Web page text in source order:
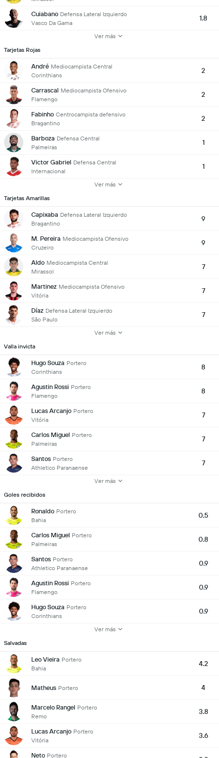
Cuiabano Defensa Lateral Izquierdo
Vasco Da Gama
1.8
Ver más
Tarjetas Rojas
André Mediocampista Central
Corinthians
2
Carrascal Mediocampista Ofensivo
Flamengo
2
Fabinho Centrocampista defensivo
Bragantino
2
Barboza Defensa Central
Palmeiras
1
Victor Gabriel Defensa Central
Internacional
1
Ver más
Tarjetas Amarillas
Capixaba Defensa Lateral Izquierdo
Bragantino
9
M. Pereira Mediocampista Ofensivo
Cruzeiro
9
Aldo Mediocampista Central
Mirassol
7
Martinez Mediocampista Ofensivo
Vitória
7
Díaz Defensa Lateral Izquierdo
São Paulo
7
Ver más
Valla invicta
Hugo Souza Portero
Corinthians
8
Agustin Rossi Portero
Flamengo
8
Lucas Arcanjo Portero
Vitória
7
Carlos Miguel Portero
Palmeiras
7
Santos Portero
Athletico Paranaense
7
Ver más
Goles recibidos
Ronaldo Portero
Bahia
0.5
Carlos Miguel Portero
Palmeiras
0.8
Santos Portero
Athletico Paranaense
0.9
Agustin Rossi Portero
Flamengo
0.9
Hugo Souza Portero
Corinthians
0.9
Ver más
Salvadas
Leo Vieira Portero
Bahia
4.2
Matheus Portero 4
Marcelo Rangel Portero
Remo
3.8
Lucas Arcanjo Portero
Vitória
3.6
Neto Portero